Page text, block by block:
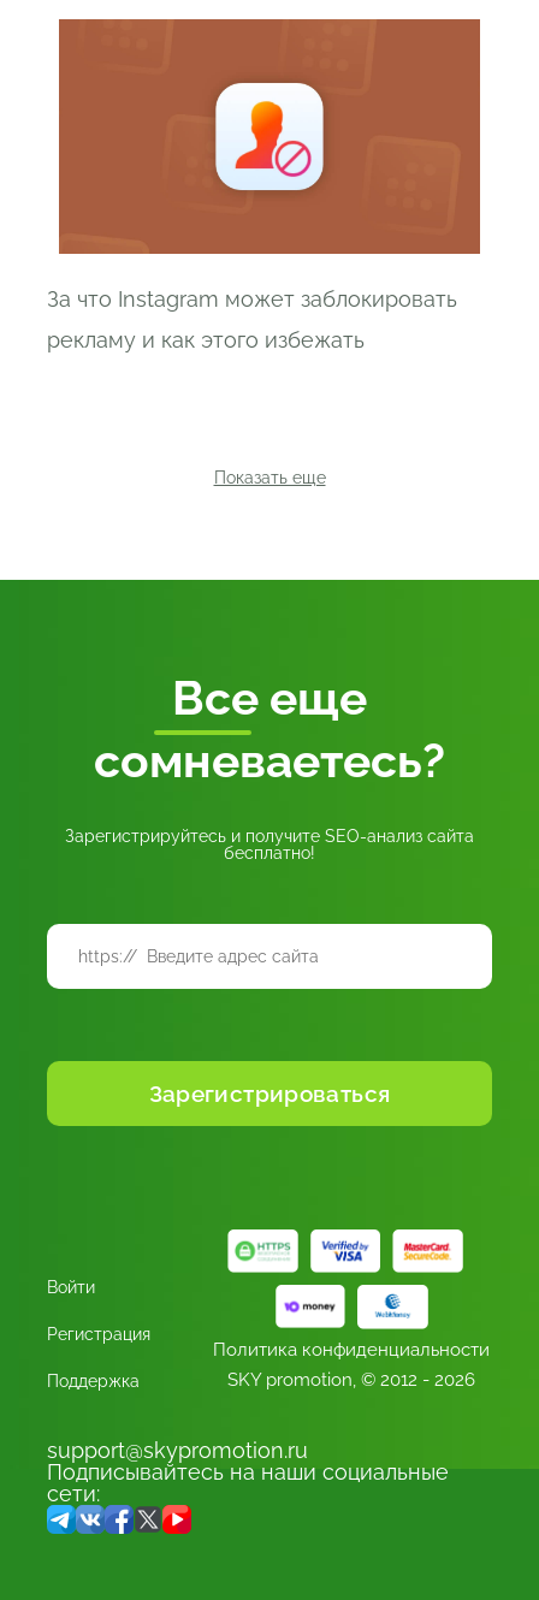
За что Instagram может заблокировать
рекламу и как этого избежать
Показать еще
Все еще
сомневаетесь?
Зарегистрируйтесь и получите SEO-анализ сайта
бесплатно!
Войти
Регистрация
Поддержка
Политика конфиденциальности
SKY promotion, © 2012 - 2026
support@skypromotion.ru
Подписывайтесь на наши социальные
сети: